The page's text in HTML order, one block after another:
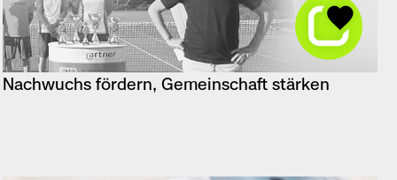
Nachwuchs fördern, Gemeinschaft stärken